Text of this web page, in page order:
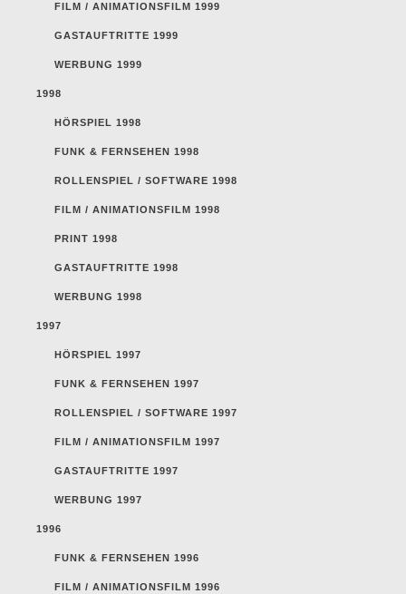
FILM / ANIMATIONSFILM 1999
GASTAUFTRITTE 1999
WERBUNG 1999
1998
HÖRSPIEL 1998
FUNK & FERNSEHEN 1998
ROLLENSPIEL / SOFTWARE 1998
FILM / ANIMATIONSFILM 1998
PRINT 1998
GASTAUFTRITTE 1998
WERBUNG 1998
1997
HÖRSPIEL 1997
FUNK & FERNSEHEN 1997
ROLLENSPIEL / SOFTWARE 1997
FILM / ANIMATIONSFILM 1997
GASTAUFTRITTE 1997
WERBUNG 1997
1996
FUNK & FERNSEHEN 1996
FILM / ANIMATIONSFILM 1996